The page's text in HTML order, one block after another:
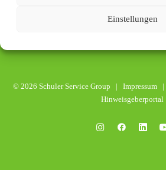
Einstellungen
© 2026 Schuler Service Group | Impressum |
Hinweisgeberportal